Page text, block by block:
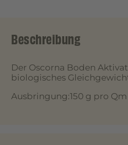
Beschreibung
Der Oscorna Boden
biologisches
Ausbringung:150 g pro Qm